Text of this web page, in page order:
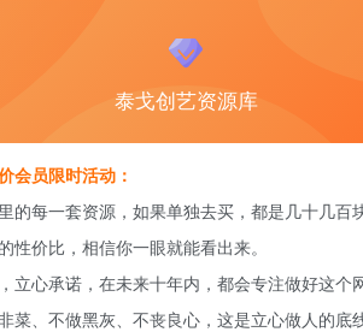
泰戈创艺资源库
会员限时活动：
的每一套资源，如果单独去买，都是几十几百
性价比，相信你一眼就能看出来。
立心承诺，在未来十年内，都会专注做好这个网
菜、不做黑灰、不丧良心，这是立心做人的底